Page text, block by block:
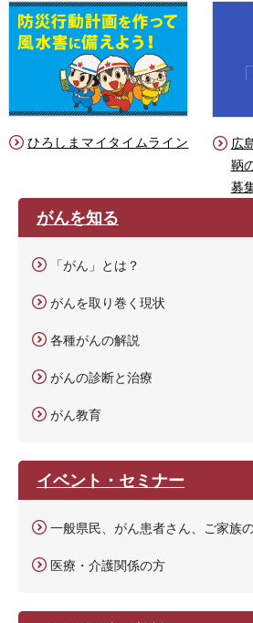
ひろしまマイタイムライン
広
鞆
募
がんを知る
「がん」とは？
がんを取り巻く現状
各種がんの解説
がんの診断と治療
がん教育
イベント・セミナー
一般県民、がん患者さん、ご家族
医療・介護関係の方